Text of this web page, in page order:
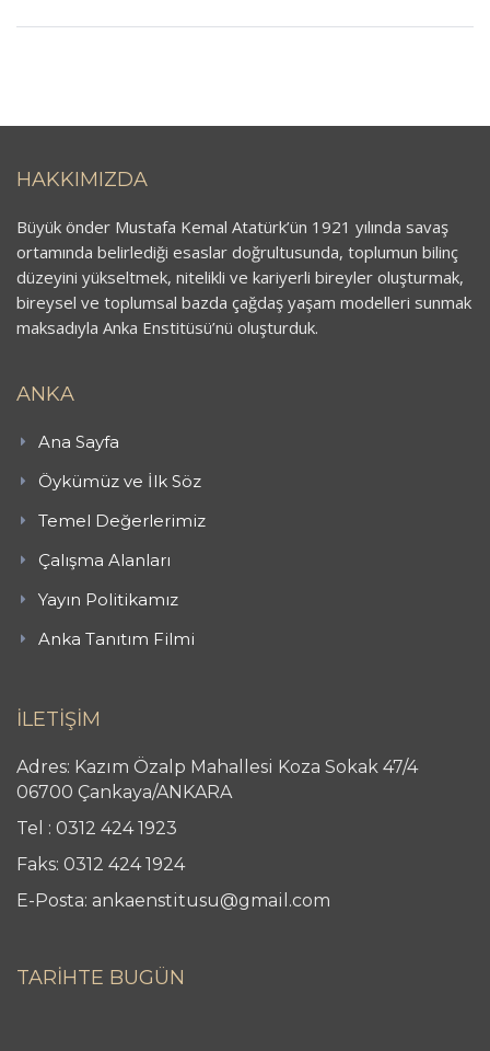
HAKKIMIZDA
Büyük önder Mustafa Kemal Atatürk’ün 1921 yılında savaş
ortamında belirlediği esaslar doğrultusunda, toplumun bilinç
düzeyini yükseltmek, nitelikli ve kariyerli bireyler oluşturmak,
bireysel ve toplumsal bazda çağdaş yaşam modelleri sunmak
maksadıyla Anka Enstitüsü’nü oluşturduk.
ANKA
Ana Sayfa
Öykümüz ve İlk Söz
Temel Değerlerimiz
Çalışma Alanları
Yayın Politikamız
Anka Tanıtım Filmi
İLETİŞİM
Adres: Kazım Özalp Mahallesi Koza Sokak 47/4
06700 Çankaya/ANKARA
Tel : 0312 424 1923
Faks: 0312 424 1924
E-Posta: ankaenstitusu@gmail.com
TARİHTE BUGÜN